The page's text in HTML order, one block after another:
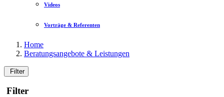
Videos
Vorträge & Referenten
Home
Beratungsangebote & Leistungen
Filter
Filter